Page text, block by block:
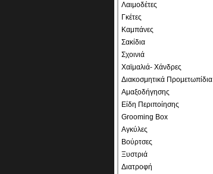
Λαιμοδέτες
Γκέτες
Καμπάνες
Σακίδια
Σχοινιά
Χαϊμαλιά- Χάνδρες
Διακοσμητικά Προμετωπίδια
Αμαξοδήγησης
Είδη Περιποίησης
Grooming Box
Αγκύλες
Βούρτσες
Ξυστριά
Διατροφή